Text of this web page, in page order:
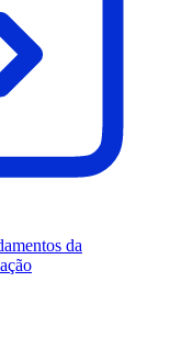
da